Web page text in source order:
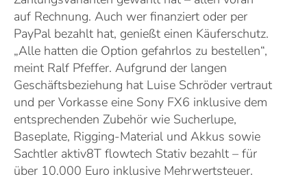
auf Rechnung. Auch wer finanziert oder per
PayPal bezahlt hat, genießt einen Käuferschutz.
„Alle hatten die Option gefahrlos zu bestellen“,
meint Ralf Pfeffer. Aufgrund der langen
Geschäftsbeziehung hat Luise Schröder vertraut
und per Vorkasse eine Sony FX6 inklusive dem
entsprechenden Zubehör wie Sucherlupe,
Baseplate, Rigging-Material und Akkus sowie
Sachtler aktiv8T flowtech Stativ bezahlt – für
über 10.000 Euro inklusive Mehrwertsteuer.